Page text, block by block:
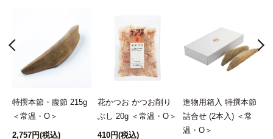
長年百貨店で購入していましたが、こちらのセットを知っ
てからリピートしております。
特撰本節・腹節 215g
＜常温・O＞
2,757円(税込)
花かつお かつお削り
ぶし 20g ＜常温・O＞
410円(税込)
進物用箱入 特撰本節
詰合せ (2本入) ＜常
温・O＞